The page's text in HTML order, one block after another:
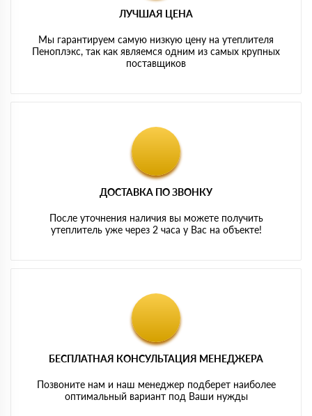
ЛУЧШАЯ ЦЕНА
Мы гарантируем самую низкую цену на утеплителя
Пеноплэкс, так как являемся одним из самых крупных
поставщиков
ДОСТАВКА ПО ЗВОНКУ
После уточнения наличия вы можете получить
утеплитель уже через 2 часа у Вас на объекте!
БЕСПЛАТНАЯ КОНСУЛЬТАЦИЯ МЕНЕДЖЕРА
Позвоните нам и наш менеджер подберет наиболее
оптимальный вариант под Ваши нужды